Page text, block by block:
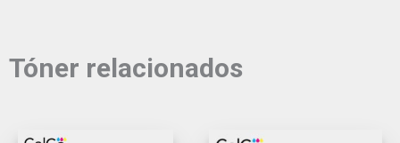
Tóner relacionados